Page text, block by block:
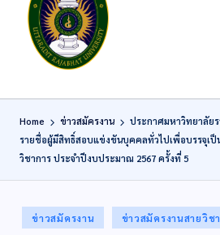
Home ข่าวสมัครงาน
ประกาศมหาวิทยาลัย
รายชื่อผู้มีสิทธิ์สอบแข่งขันบุคคลทั่วไปเพื่อบรรจุเป็
วิชาการ ประจำปีงบประมาณ 2567 ครั้งที่ 5
ข่าวสมัครงาน ข่าวสมัครงานสายวิช